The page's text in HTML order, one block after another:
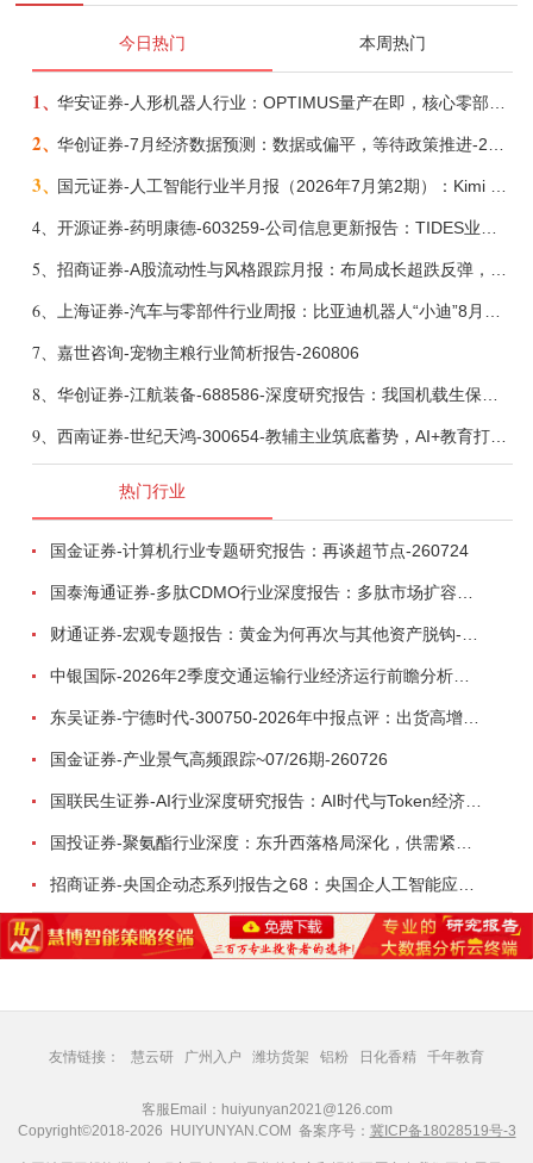
今日热门 本周热门
1、
2、
3、
4、
5、
6、
7、 嘉世咨询-宠物主粮行业简析报告-260806
8、
9、 西南证券-世纪天鸿-300654-教辅主业筑底蓄势，AI+教育打开第二曲线-260729
热门行业
国金证券-计算机行业专题研究报告：再谈超节点-260724
中银国际-2026年2季度交通运输行业经济运行前瞻分析：地缘冲突致航运和航空景气度分化，交通基础设施板块总体呈现稳健特征-260724
东吴证券-宁德时代-300750-2026年中报点评：出货高增业绩稳健，回购彰显龙头信心-260726
国金证券-产业景气高频跟踪~07/26期-260726
国联民生证券-AI行业深度研究报告：AI时代与Token经济，从技术符号到数字石油-260801
友情链接： 慧云研 广州入户 潍坊货架 铝粉 日化香精 千年教育
客服Email：huiyunyan2021@126.com
Copyright©2018-2026 HUIYUNYAN.COM 备案序号： 冀ICP备18028519号-3